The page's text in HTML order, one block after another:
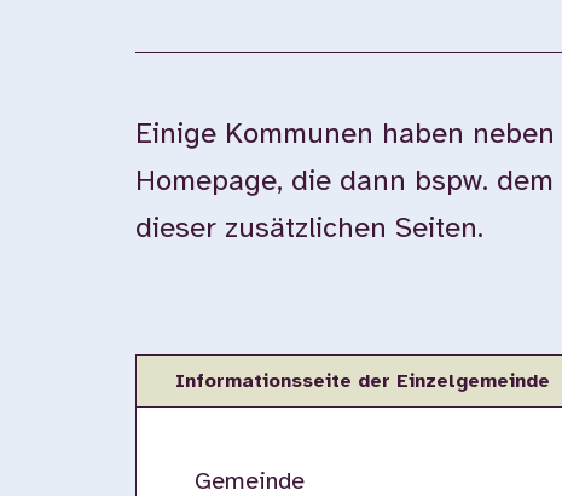
Einige Kommunen haben
Homepage, die dann bspw.
dieser zusätzlichen Seiten.
Informationsseite der Einzelgemeinde
Gemeinde